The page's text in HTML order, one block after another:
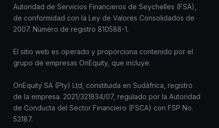
Autoridad de Servicios Financieros de Seychelles (FSA),
de conformidad con la Ley de Valores Consolidados de
2007. Número de registro 810588-1.
El sitio web es operado y proporciona contenido por el
grupo de empresas OnEquity, que incluye:
OnEquity SA (Pty) Ltd, constituida en Sudáfrica, registro
de la empresa. 2021/321834/07, regulado por la Autoridad
de Conducta del Sector Financiero (FSCA) con FSP No.
53187.